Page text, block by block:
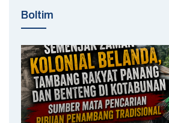
Boltim